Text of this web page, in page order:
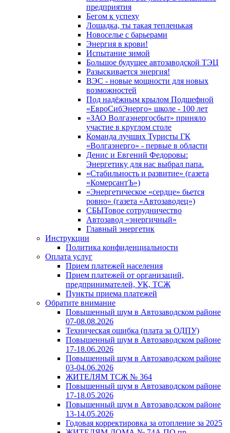
предприятия
Бегом к успеху
Лошадка, ты такая тепленькая
Новоселье с барьерами
Энергия в крови!
Испытание зимой
Большое будущее автозаводской ТЭЦ
Разыскивается энергия!
ВЭС - новые мощности для новых
возможностей
Под надёжным крылом Подшефной
«ЕвроСибЭнерго» школе - 100 лет
«ЗАО Волгаэнергосбыт» приняло
участие в круглом столе
Команда лучших Туристы ГК
«Волгаэнерго» - первые в области
Денис и Евгений Федоровы:
Энергетику для нас выбрал папа.
«Стабильность и развитие» (газета
«КомерсантЪ»)
«Энергетическое «сердце» бьется
ровно» (газета «Автозаводец»)
СБЫТовое сотрудничество
Автозавод «энергичный»
Главный энергетик
Инструкции
Политика конфиденциальности
Оплата услуг
Прием платежей населения
Прием платежей от организаций,
предпринимателей, УК, ТСЖ
Пункты приема платежей
Обратите внимание
Повышенный шум в Автозаводском районе
07-08.08.2026
Техническая ошибка (плата за ОДПУ)
Повышенный шум в Автозаводском районе
17-18.06.2026
Повышенный шум в Автозаводском районе
03-04.06.2026
ЖИТЕЛЯМ ТСЖ № 364
Повышенный шум в Автозаводском районе
17-18.05.2026
Повышенный шум в Автозаводском районе
13-14.05.2026
Годовая корректировка за отопление за 2025